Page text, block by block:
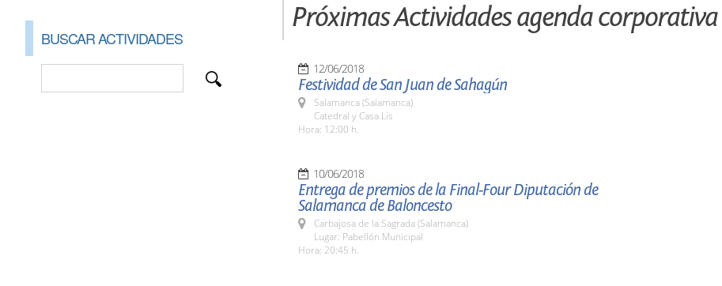
BUSCAR ACTIVIDADES
Próximas Actividades agenda corporativa
12/06/2018
Festividad de San Juan de Sahagún
Salamanca (Salamanca)
Catedral y Casa Lis
Hora: 12:00 h.
10/06/2018
Entrega de premios de la Final-Four Diputación de
Salamanca de Baloncesto
Carbajosa de la Sagrada (Salamanca)
Lugar: Pabellón Municipal
Hora: 20:45 h.